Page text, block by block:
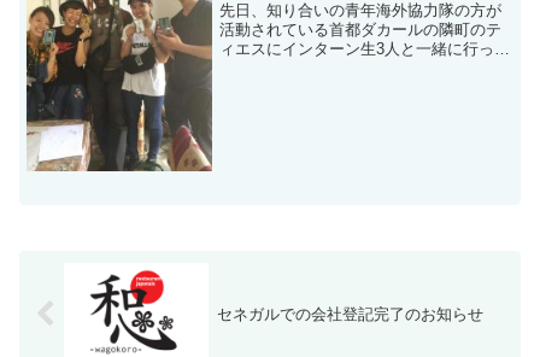
先日、知り合いの青年海外協力隊の方が
活動されている首都ダカールの隣町のテ
ィエスにインターン生3人と一緒に行って
セネガルでの会社登記完了のお知らせ